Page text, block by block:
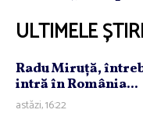
ULTIMELE ȘTIRI
Radu Miruţă,
intră în România...
astăzi, 16:22